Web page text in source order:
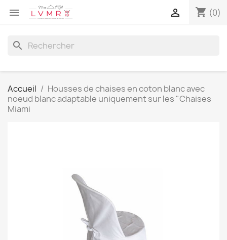
 shopping_cart (0)

search
Accueil
Housses de chaises en coton blanc avec
noeud blanc adaptable uniquement sur les "Chaises
Miami